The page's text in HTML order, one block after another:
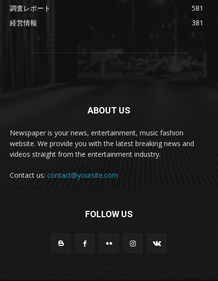
調査レポート
581
経営情報
381
ABOUT US
Newspaper is your news, entertainment, music fashion
website. We provide you with the latest breaking news and
videos straight from the entertainment industry.
Contact us: contact@yoursite.com
FOLLOW US